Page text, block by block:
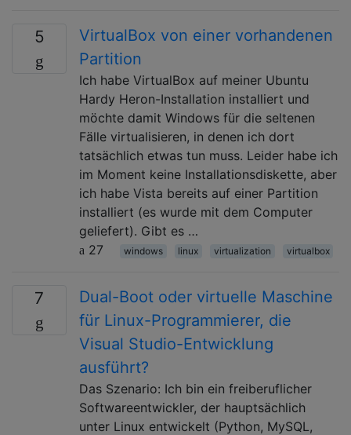
5
VirtualBox von einer vorhandenen
Partition
Ich habe VirtualBox auf meiner Ubuntu
Hardy Heron-Installation installiert und
möchte damit Windows für die seltenen
Fälle virtualisieren, in denen ich dort
tatsächlich etwas tun muss. Leider habe ich
im Moment keine Installationsdiskette, aber
ich habe Vista bereits auf einer Partition
installiert (es wurde mit dem Computer
geliefert). Gibt es …
27
windows linux virtualization virtualbox
7
Dual-Boot oder virtuelle Maschine
für Linux-Programmierer, die
Visual Studio-Entwicklung
ausführt?
Das Szenario: Ich bin ein freiberuflicher
Softwareentwickler, der hauptsächlich
unter Linux entwickelt (Python, MySQL,